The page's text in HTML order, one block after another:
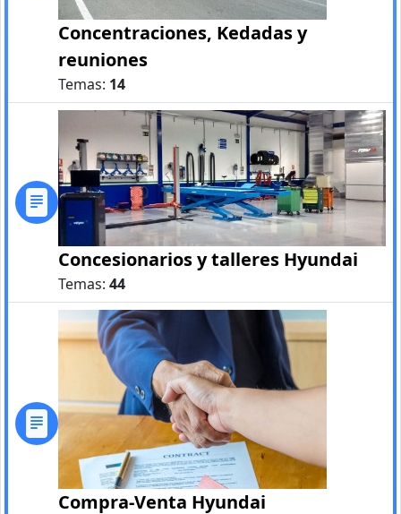
Concentraciones, Kedadas y
reuniones
Temas: 14
Concesionarios y talleres Hyundai
Temas: 44
Compra-Venta Hyundai